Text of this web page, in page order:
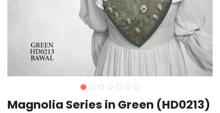
Magnolia Series in Green (HD0213)